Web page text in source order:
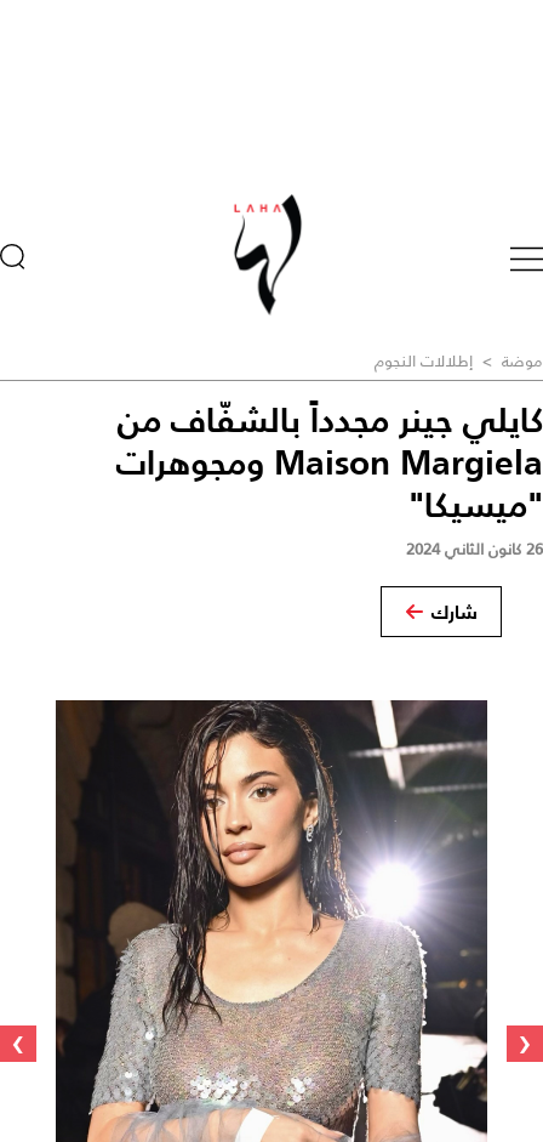
موضة > إطلالات النجوم
كايلي جينر مجدداً بالشفّاف من
Maison Margiela ومجوهرات
"ميسيكا"
26 كانون الثاني 2024
شارك
‹
›